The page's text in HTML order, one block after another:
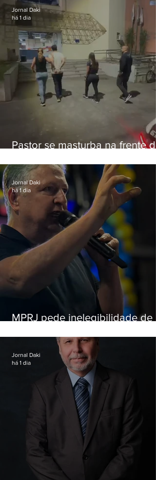
Pastor se masturba na frente de
Jornal Daki
há 1 dia
MPRJ pede inelegibilidade de
Jornal Daki
há 1 dia
Jornal Daki
há 1 dia